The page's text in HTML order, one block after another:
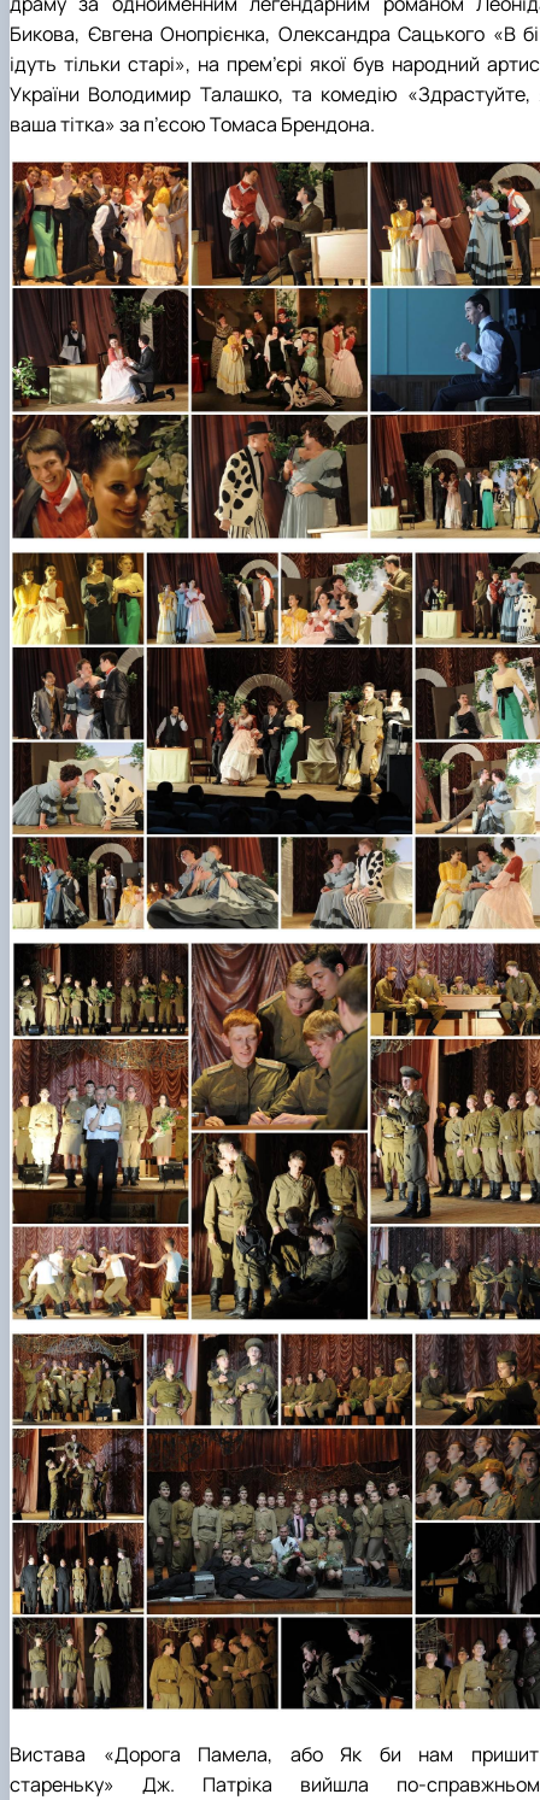
Бикова, Євгена Онопрієнка, Олександра Сацького «В
ідуть тільки старі», на прем’єрі якої був народний
України Володимир Талашко, та комедію «Здрастуйте,
ваша тітка» за п’єсою Томаса Брендона.
Вистава «Дорога Памела, або Як би нам
стареньку» Дж. Патріка вийшла по-